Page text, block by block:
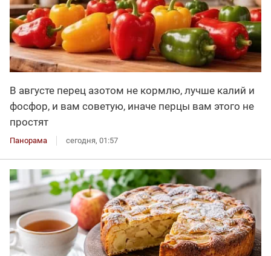
В августе перец азотом не кормлю, лучше калий и
фосфор, и вам советую, иначе перцы вам этого не
простят
Панорама сегодня, 01:57